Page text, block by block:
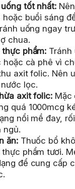
tốt nhất:
hoặc buổi sáng
uống ngay
chua.
phẩm: Tránh
hoặc cà phê vì
axit folic. Nên
lọc.
axit folic:Mặc
quá 1000mcg
nổi mề đay,
ngủ.
ăn:Thuốc bổ
phẩm tươi.
để cung cấp